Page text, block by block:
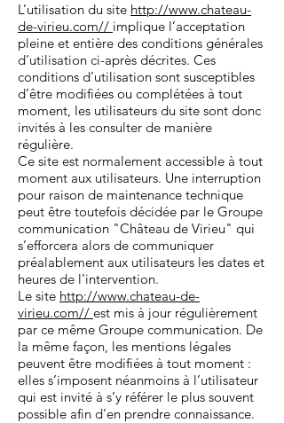
L’utilisation du site http://www.chateau-
de-virieu.com// implique l’acceptation
pleine et entière des conditions générales
d’utilisation ci-après décrites. Ces
conditions d’utilisation sont susceptibles
d’être modifiées ou complétées à tout
moment, les utilisateurs du site sont donc
invités à les consulter de manière
régulière.
Ce site est normalement accessible à tout
moment aux utilisateurs. Une interruption
pour raison de maintenance technique
peut être toutefois décidée par le Groupe
communication "Château de Virieu" qui
s’efforcera alors de communiquer
préalablement aux utilisateurs les dates et
heures de l’intervention.
Le site http://www.chateau-de-
virieu.com// est mis à jour régulièrement
par ce même Groupe communication. De
la même façon, les mentions légales
peuvent être modifiées à tout moment :
elles s’imposent néanmoins à l’utilisateur
qui est invité à s’y référer le plus souvent
possible afin d’en prendre connaissance.